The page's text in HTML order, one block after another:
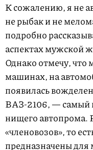
К сожалению, я не
не рыбак и не
подробно
аспектах мужской
Однако отмечу,
машинах, на
появилась
ВАЗ-2106, — самый
нищего автопрома.
«членовозов», то
предназначены для